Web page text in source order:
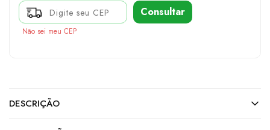
Consultar
Não sei meu CEP
DESCRIÇÃO